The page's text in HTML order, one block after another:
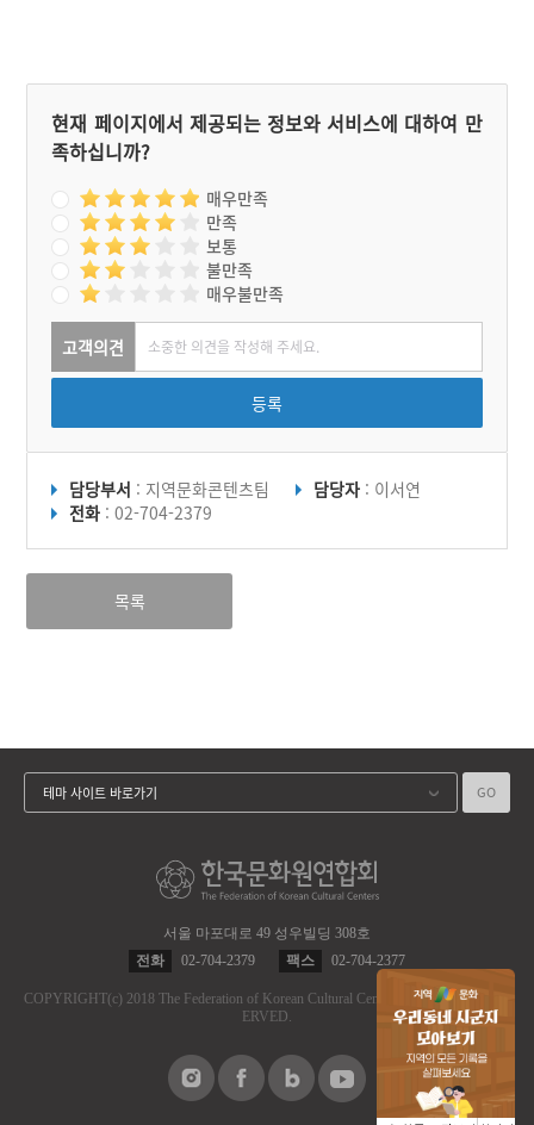
형극장으로 사용되고 있다.
이 공간은 2018년에 ‘농촌
빈집 및 유휴시설 활용 우수
사례 공모전’에서 ‘우수
변에 음식골목길 장항 6080
맛나로가 있어 푸짐하고 건
강한 한끼 식사를 즐길 수
있다.
현재 페이지에서 제공되는 정보와 서비스에 대하여 만
족하십니까?
매우만족
만족
보통
불만족
매우불만족
고객의견
등록
담당부서 : 지역문화콘텐츠팀 담당자 : 이서연
전화 : 02-704-2379
목록
서울 마포대로 49 성우빌딩 308호
전화
02-704-2379 팩스 02-704-2377
COPYRIGHT(c) 2018 The Federation of Korean Cultural Centers.
ALL RIGHT RES
ERVED.
테마 사이트 바로가기 GO